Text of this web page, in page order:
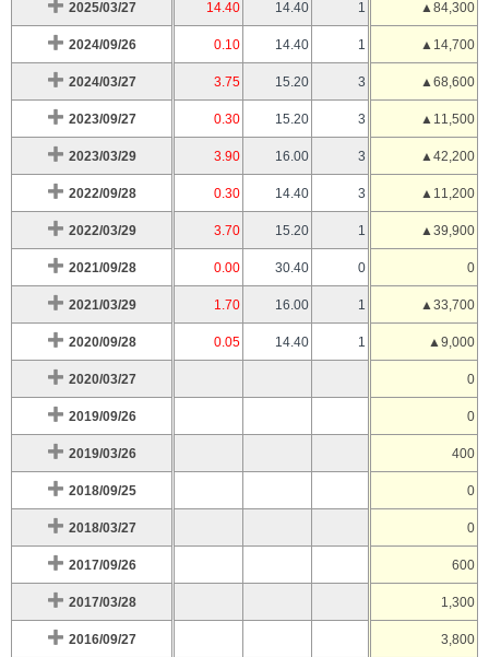
2025/03/27 14.40 14.40 1 ▲84,300
2024/09/26 0.10 14.40 1 ▲14,700
2024/03/27 3.75 15.20 3 ▲68,600
2023/09/27 0.30 15.20 3 ▲11,500
2023/03/29 3.90 16.00 3 ▲42,200
2022/09/28 0.30 14.40 3 ▲11,200
2022/03/29 3.70 15.20 1 ▲39,900
2021/09/28 0.00 30.40 0 0
2021/03/29 1.70 16.00 1 ▲33,700
2020/09/28 0.05 14.40 1 ▲9,000
2020/03/27 0
2019/09/26 0
2019/03/26 400
2018/09/25 0
2018/03/27 0
2017/09/26 600
2017/03/28 1,300
2016/09/27 3,800